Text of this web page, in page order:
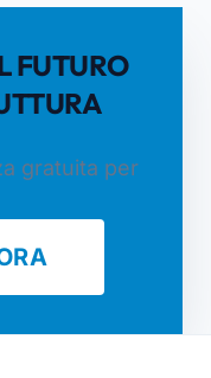
FUTURO
gratuita per